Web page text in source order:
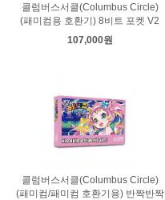
콜럼버스서클(Columbus Circle)
(패미컴용 호환기) 8비트 포켓 V2
107,000원
콜럼버스서클(Columbus Circle)
(패미컴/패미컴 호환기용) 반짝반짝